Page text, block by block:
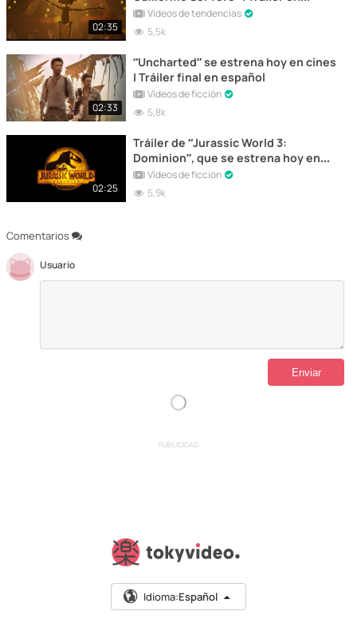
Comentarios
Usuario
02:35
español
Vídeos de tendencias
5,5k
02:33
“Uncharted” se estrena hoy en cines
| Tráiler final en español
Vídeos de ficción
5,8k
02:25
Tráiler de “Jurassic World 3:
Dominion”, que se estrena hoy en
cinesVídeos de ficción
5,9k
PUBLICIDAD
Idioma:Español